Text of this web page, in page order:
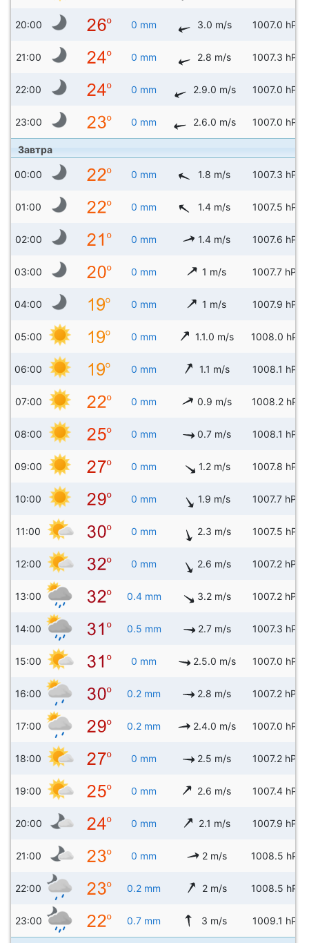
20:00 0 mm 3.0 m/s 1007.0 hPa
21:00 0 mm 2.8 m/s 1007.3 hPa
22:00 0 mm 2.9.0 m/s 1007.0 hPa
23:00 0 mm 2.6.0 m/s 1007.0 hPa
Завтра
00:00 0 mm 1.8 m/s 1007.3 hPa
01:00 0 mm 1.4 m/s 1007.5 hPa
02:00 0 mm 1.4 m/s 1007.6 hPa
03:00 0 mm 1 m/s 1007.7 hPa
04:00 0 mm 1 m/s 1007.9 hPa
05:00 0 mm 1.1.0 m/s 1008.0 hPa
06:00 0 mm 1.1 m/s 1008.1 hPa
07:00 0 mm 0.9 m/s 1008.2 hPa
08:00 0 mm 0.7 m/s 1008.1 hPa
09:00 0 mm 1.2 m/s 1007.8 hPa
10:00 0 mm 1.9 m/s 1007.7 hPa
11:00 0 mm 2.3 m/s 1007.5 hPa
12:00 0 mm 2.6 m/s 1007.2 hPa
13:00 0.4 mm 3.2 m/s 1007.2 hPa
14:00 0.5 mm 2.7 m/s 1007.3 hPa
15:00 0 mm 2.5.0 m/s 1007.0 hPa
16:00 0.2 mm 2.8 m/s 1007.2 hPa
17:00 0.2 mm 2.4.0 m/s 1007.0 hPa
18:00 0 mm 2.5 m/s 1007.2 hPa
19:00 0 mm 2.6 m/s 1007.4 hPa
20:00 0 mm 2.1 m/s 1007.9 hPa
21:00 0 mm 2 m/s 1008.5 hPa
22:00 0.2 mm 2 m/s 1008.5 hPa
23:00 0.7 mm 3 m/s 1009.1 hPa